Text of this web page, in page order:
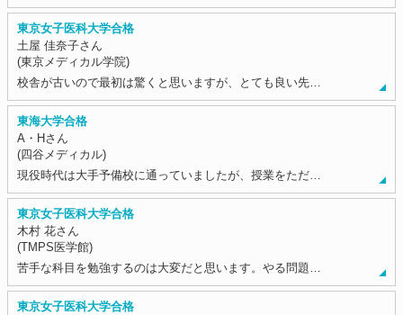
東京女子医科大学合格
土屋 佳奈子さん
(東京メディカル学院)
校舎が古いので最初は驚くと思いますが、とても良い先…
東海大学合格
A・Hさん
(四谷メディカル)
現役時代は大手予備校に通っていましたが、授業をただ…
東京女子医科大学合格
木村 花さん
(TMPS医学館)
苦手な科目を勉強するのは大変だと思います。やる問題…
東京女子医科大学合格